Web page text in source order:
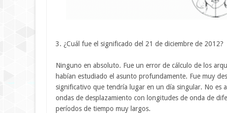
3. ¿Cuál fue el significado del 21 de diciembre de 2012?
Ninguno en absoluto. Fue un error de cálculo de los
habían estudiado el asunto profundamente. Fue muy
significativo que tendría lugar en un día singular. No es
ondas de desplazamiento con longitudes de onda de
períodos de tiempo muy largos.